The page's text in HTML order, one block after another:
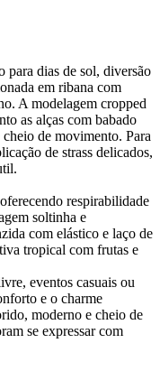
dias de sol, diversão
em ribana com
A modelagem cropped
as alças com babado
de movimento. Para
de strass delicados,
respirabilidade
soltinha e
com elástico e laço de
tropical com frutas e
eventos casuais ou
e o charme
moderno e cheio de
se expressar com